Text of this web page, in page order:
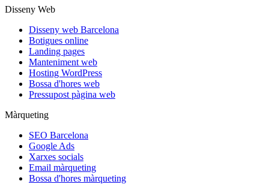
Disseny Web
Disseny web Barcelona
Botigues online
Landing pages
Manteniment web
Hosting WordPress
Bossa d'hores web
Pressupost pàgina web
Màrqueting
SEO Barcelona
Google Ads
Xarxes socials
Email màrqueting
Bossa d'hores màrqueting